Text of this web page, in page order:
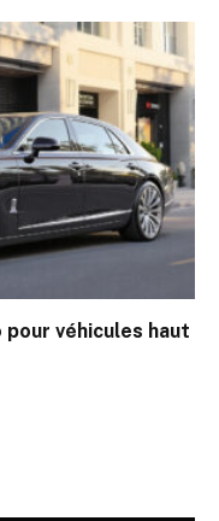
véhicules haut